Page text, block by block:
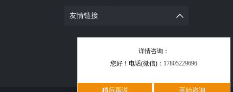
友情链接
详情咨询：
您好！电话(微信)： 17805229696
稍后再说 开始咨询